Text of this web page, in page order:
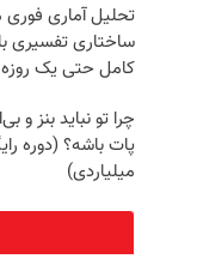
تحلیل آماری فوری
ساختاری تفسیری
کامل حتی یک
چرا تو نباید بنز و
پات باشه؟ (دوره
میلیاردی)